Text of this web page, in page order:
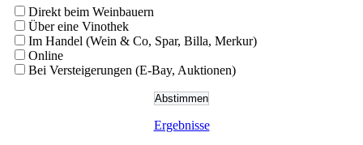
Direkt beim Weinbauern
Über eine Vinothek
Im Handel (Wein & Co, Spar, Billa, Merkur)
Online
Bei Versteigerungen (E-Bay, Auktionen)
Ergebnisse